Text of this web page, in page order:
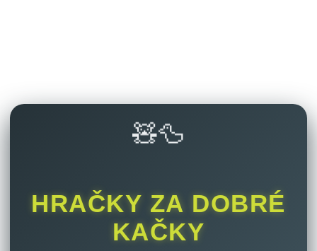
🧸🦆
HRAČKY ZA DOBRÉ
KAČKY